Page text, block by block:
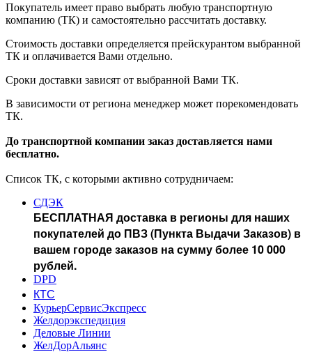
Покупатель имеет право выбрать любую транспортную
компанию (ТК) и самостоятельно рассчитать доставку.
Стоимость доставки определяется прейскурантом выбранной
ТК и оплачивается Вами отдельно.
Сроки доставки зависят от выбранной Вами ТК.
В зависимости от региона менеджер может порекомендовать
ТК.
До транспортной компании заказ доставляется нами
бесплатно.
Список ТК, с которыми активно сотрудничаем:
СДЭК
БЕСПЛАТНАЯ доставка в регионы для наших
покупателей до ПВЗ (Пункта Выдачи Заказов) в
вашем городе заказов на сумму более 10 000
рублей.
DPD
КТС
КурьерСервисЭкспресс
Желдорэкспедиция
Деловые Линии
ЖелДорАльянс